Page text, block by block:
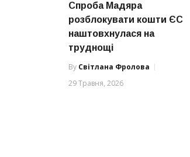
Спроба Мадяра
розблокувати кошти ЄС
наштовхнулася на
труднощі
By Світлана Фролова
29 Травня, 2026